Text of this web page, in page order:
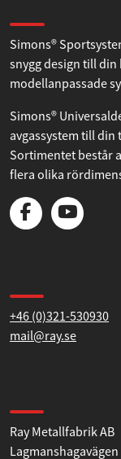
Simons®
snygg design till
modellanpassade
Simons®
avgassystem till
Sortimentet består
flera olika
+46 (0)321-530930
mail@ray.se
Ray Metallfabrik AB
Lagmanshagavägen